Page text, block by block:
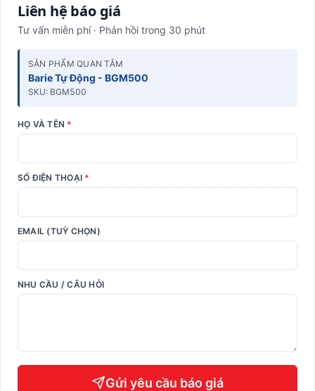
Liên hệ báo giá
Tư vấn miễn phí · Phản hồi trong 30 phút
SẢN PHẨM QUAN TÂM
Barie Tự Động - BGM500
SKU: BGM500
HỌ VÀ TÊN *
SỐ ĐIỆN THOẠI *
EMAIL (TUỲ CHỌN)
NHU CẦU / CÂU HỎI
Gửi yêu cầu báo giá